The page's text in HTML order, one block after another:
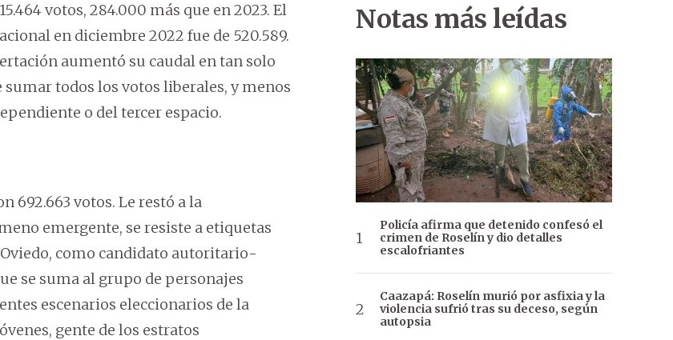
votos, 284.000 más que en 2023. El
en diciembre 2022 fue de 520.589.
aumentó su caudal en tan solo
todos los votos liberales, y menos
o del tercer espacio.
692.663 votos. Le restó a la
emergente, se resiste a etiquetas
como candidato autoritario-
se suma al grupo de personajes
escenarios eleccionarios de la
gente de los estratos
Notas más leídas
Policía afirma que detenido confesó el
crimen de Roselín y dio detalles
escalofriantes
Caazapá: Roselín murió por asfixia y la
violencia sufrió tras su deceso, según
autopsia